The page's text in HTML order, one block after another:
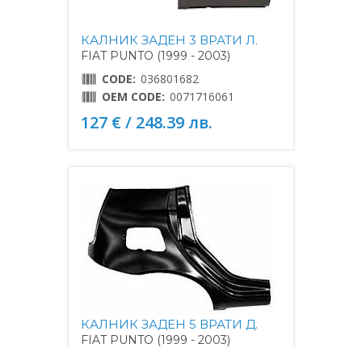
КАЛНИК ЗАДЕН 3 ВРАТИ Л.
FIAT PUNTO (1999 - 2003)
CODE: 036801682
OEM CODE: 0071716061
127 € / 248.39 лв.
КАЛНИК ЗАДЕН 5 ВРАТИ Д.
FIAT PUNTO (1999 - 2003)